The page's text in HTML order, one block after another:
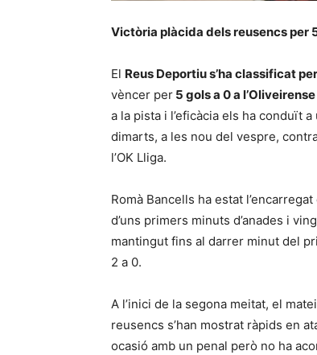
Victòria plàcida dels reusencs per
El Reus Deportiu s’ha classificat
vèncer per 5 gols a 0 a
a la pista i l’eficàcia els ha conduït
dimarts, a les nou del vespre,
l’OK Lliga.
Romà Bancells ha estat
d’uns primers minuts d’anades i
mantingut fins al darrer minut del
2 a 0.
A l’inici de la segona meitat, el
reusencs s’han mostrat ràpids en
ocasió amb un penal però no ha